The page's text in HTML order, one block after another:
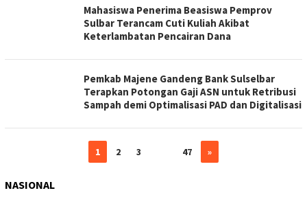
Mahasiswa Penerima Beasiswa Pemprov
Sulbar Terancam Cuti Kuliah Akibat
Keterlambatan Pencairan Dana
Pemkab Majene Gandeng Bank Sulselbar
Terapkan Potongan Gaji ASN untuk Retribusi
Sampah demi Optimalisasi PAD dan Digitalisasi
1 2 3 47 »
NASIONAL